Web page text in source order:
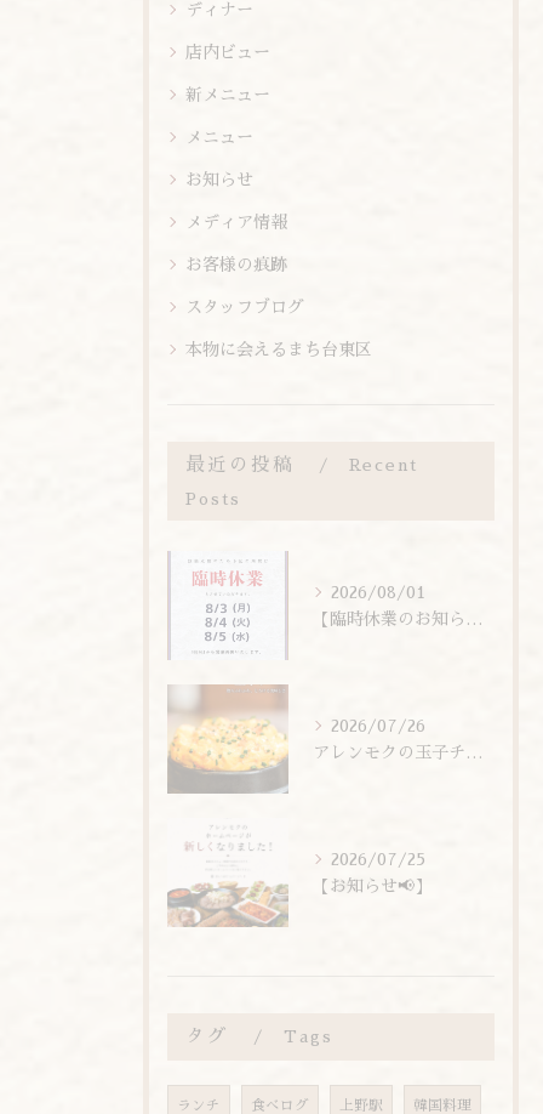
ディナー
店内ビュー
新メニュー
メニュー
お知らせ
メディア情報
お客様の痕跡
スタッフブログ
本物に会えるまち台東区
最近の投稿 Recent
Posts
2026/08/01
【臨時休業のお知らせ】
2026/07/26
アレンモクの玉子チムは、玉子を惜しまず6個分使用しています！
2026/07/25
【お知らせ📢】
タグ Tags
ランチ 食べログ 上野駅 韓国料理